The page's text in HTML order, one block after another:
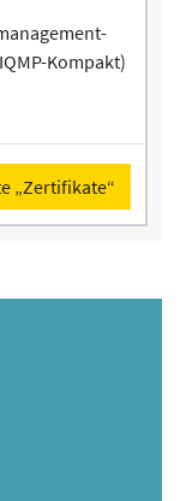
Kompakt)
„Zertifikate“